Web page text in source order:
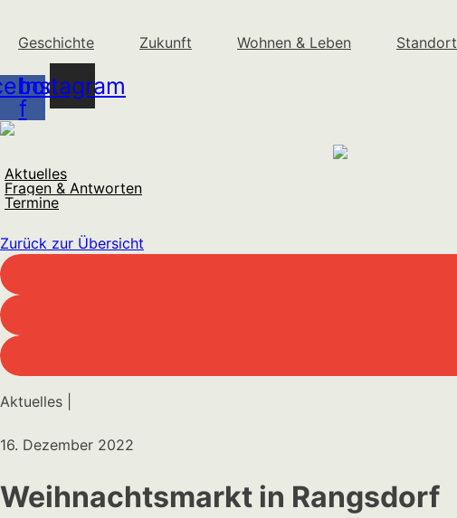
Geschichte Zukunft Wohnen & Leben Standort
f
Instagram
Aktuelles
Fragen & Antworten
Termine
Zurück zur Übersicht
Aktuelles |
16. Dezember 2022
Weihnachtsmarkt in Rangsdorf